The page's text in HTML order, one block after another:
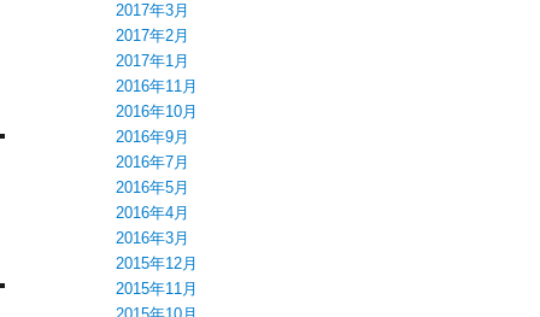
2017年3月
2017年2月
2017年1月
2016年11月
2016年10月
2016年9月
2016年7月
2016年5月
2016年4月
2016年3月
2015年12月
2015年11月